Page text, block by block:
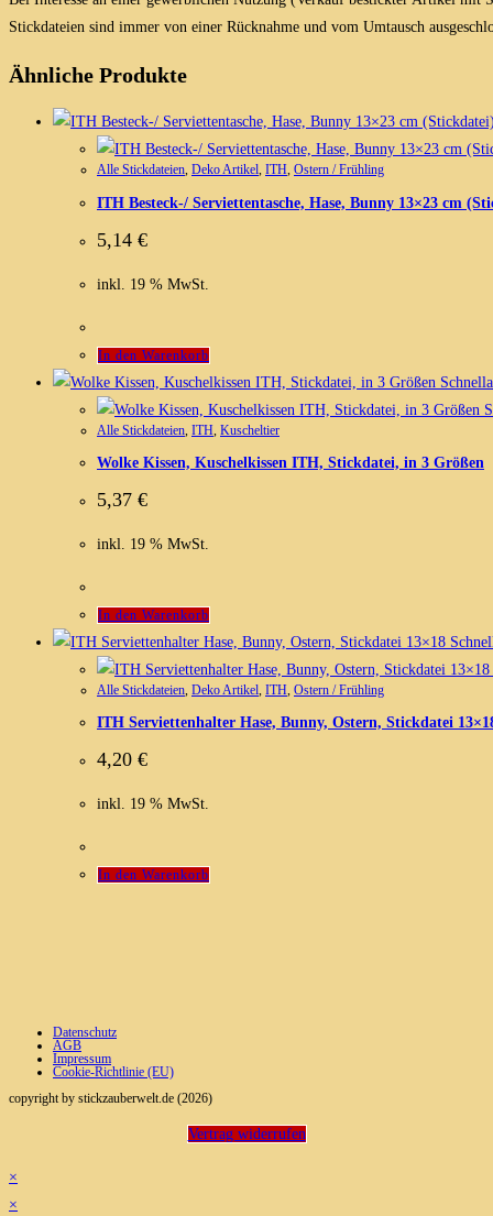
Stickdateien sind immer von einer Rücknahme und vom Umtausch
Ähnliche Produkte
Alle Stickdateien, Deko Artikel, ITH, Ostern / Frühling
ITH Besteck-/ Serviettentasche, Hase, Bunny 13×23 cm
5,14 €
inkl. 19 % MwSt.
In den Warenkorb
Alle Stickdateien ITH Kuscheltier
Wolke Kissen, Kuschelkissen ITH, Stickdatei, in 3 Größen
5,37 €
inkl. 19 % MwSt.
In den Warenkorb
Alle Stickdateien Deko Artikel ITH Ostern / Frühling
ITH Serviettenhalter Hase, Bunny, Ostern, Stickdatei
4,20 €
inkl. 19 % MwSt.
In den Warenkorb
Datenschutz
AGB
Impressum
Cookie-Richtlinie (EU)
copyright by stickzauberwelt.de (2026)
Vertrag widerrufen
×
×